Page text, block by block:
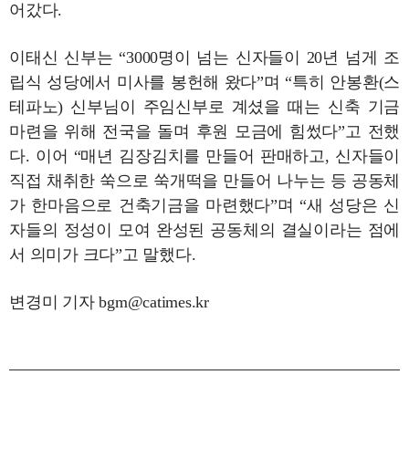
어갔다.
이태신 신부는 “3000명이 넘는 신자들이 20년 넘게 조
립식 성당에서 미사를 봉헌해 왔다”며 “특히 안봉환(스
테파노) 신부님이 주임신부로 계셨을 때는 신축 기금
마련을 위해 전국을 돌며 후원 모금에 힘썼다”고 전했
다. 이어 “매년 김장김치를 만들어 판매하고, 신자들이
직접 채취한 쑥으로 쑥개떡을 만들어 나누는 등 공동체
가 한마음으로 건축기금을 마련했다”며 “새 성당은 신
자들의 정성이 모여 완성된 공동체의 결실이라는 점에
서 의미가 크다”고 말했다.
변경미 기자 bgm@catimes.kr